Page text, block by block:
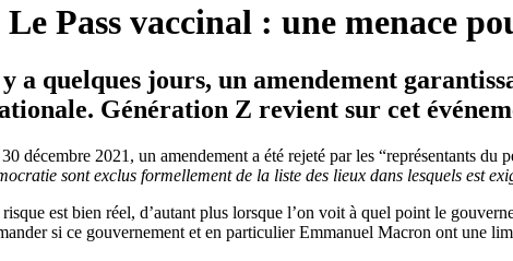
Le Pass vaccinal : une menace
a quelques jours, un amendement
Génération Z revient sur cet
décembre 2021, un amendement a été rejeté par les “représentants
sont exclus formellement de la liste des lieux dans lesquels est
risque est bien réel, d’autant plus lorsque l’on voit à quel point le
si ce gouvernement et en particulier Emmanuel Macron ont une